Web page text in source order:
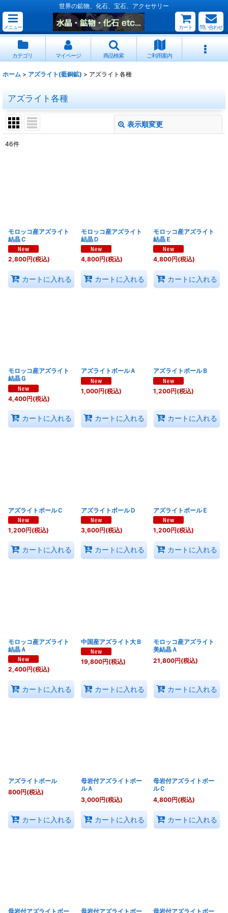
世界の鉱物、化石、宝石、アクセサリー
メニュー カート 問い合わせ
カテゴリ マイページ 商品検索 ご利用案内
ホーム > アズライト(藍銅鉱) > アズライト各種
アズライト各種
表示順変更
46件
モロッコ産アズライト
結晶Ｃ
2,800円(税込)
カートに入れる
モロッコ産アズライト
結晶Ｄ
4,800円(税込)
カートに入れる
モロッコ産アズライト
結晶Ｅ
4,800円(税込)
カートに入れる
モロッコ産アズライト
結晶Ｇ
4,400円(税込)
カートに入れる
アズライトボールＡ
1,000円(税込)
カートに入れる
アズライトボールＢ
1,200円(税込)
カートに入れる
アズライトボールＣ
1,200円(税込)
カートに入れる
アズライトボールＤ
3,600円(税込)
カートに入れる
アズライトボールＥ
1,200円(税込)
カートに入れる
モロッコ産アズライト
結晶Ａ
2,400円(税込)
カートに入れる
中国産アズライト大Ｂ
19,800円(税込)
カートに入れる
モロッコ産アズライト
美結晶Ａ
21,800円(税込)
カートに入れる
アズライトボール
800円(税込)
カートに入れる
母岩付アズライトボー
ルＡ
3,000円(税込)
カートに入れる
母岩付アズライトボー
ルＣ
4,800円(税込)
カートに入れる
母岩付アズライトボー 母岩付アズライトボー 母岩付アズライトボー